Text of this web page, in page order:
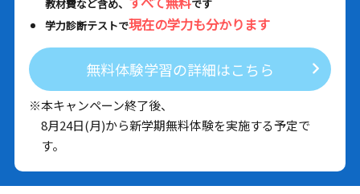
教材費など含め、
です
学力診断テストで現在の学力も分かります
無料体験学習の詳細はこちら
※本キャンペーン終了後、
8月24日(月)から新学期無料体験を実施する予定で
す。